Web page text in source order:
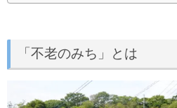
「不老のみち」とは